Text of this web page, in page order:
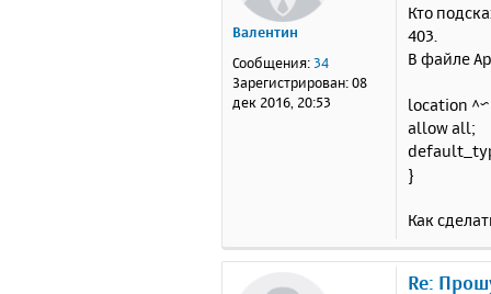
Валентин
Сообщения:34
Зарегистрирован:08
дек 2016, 20:53
о
б
щ
н
и
е
Кто
403.
В файле
location
allow all;
}
Как
Re: